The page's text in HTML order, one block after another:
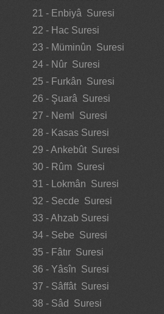
21 - Enbiyâ Suresi
22 - Hac Suresi
23 - Müminûn Suresi
24 - Nûr Suresi
25 - Furkân Suresi
26 - Şuarâ Suresi
27 - Neml Suresi
28 - Kasas Suresi
29 - Ankebût Suresi
30 - Rûm Suresi
31 - Lokmân Suresi
32 - Secde Suresi
33 - Ahzab Suresi
34 - Sebe Suresi
35 - Fâtır Suresi
36 - Yâsîn Suresi
37 - Sâffât Suresi
38 - Sâd Suresi